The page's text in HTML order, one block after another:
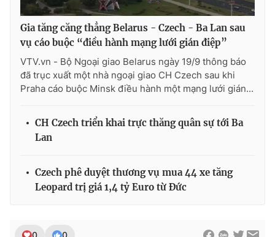
Gia tăng căng thẳng Belarus - Czech - Ba Lan sau
vụ cáo buộc “điều hành mạng lưới gián điệp”
VTV.vn - Bộ Ngoại giao Belarus ngày 19/9 thông báo
đã trục xuất một nhà ngoại giao CH Czech sau khi
Praha cáo buộc Minsk điều hành một mạng lưới gián...
CH Czech triển khai trực thăng quân sự tới Ba
Lan
Czech phê duyệt thương vụ mua 44 xe tăng
Leopard trị giá 1,4 tỷ Euro từ Đức